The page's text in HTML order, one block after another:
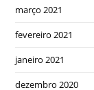
março 2021
fevereiro 2021
janeiro 2021
dezembro 2020